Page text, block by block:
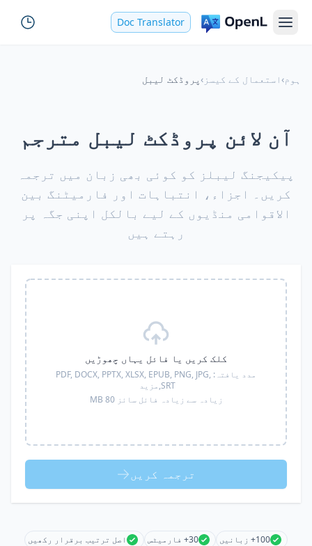
Doc Translator
ہوم›استعمال کے کیسز ›پروڈکٹ لیبل
آن لائن پروڈکٹ لیبل مترجم
پیکیجنگ لیبلز کو کوئی بھی زبان میں ترجمہ
کریں۔ اجزاء، انتباہات اور فارمیٹنگ بین
الاقوامی منڈیوں کے لیے بالکل اپنی جگہ پر
رہتے ہیں
کلک کریں یا فائل یہاں چھوڑیں
مدد یافتہ: PDF, DOCX, PPTX, XLSX, EPUB, PNG, JPG,
SRT, مزید
زیادہ سے زیادہ فائل سائز 80 MB
ترجمہ کریں
100+ زبانیں 30+ فارمیٹس
اصل ترتیب برقرار رکھیں